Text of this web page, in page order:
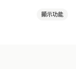
顯示功能